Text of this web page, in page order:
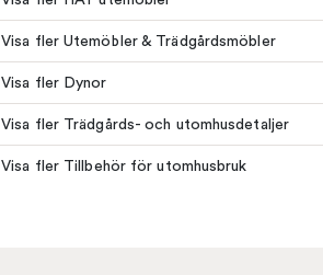
Visa fler Utemöbler & Trädgårdsmöbler
Visa fler Dynor
Visa fler Trädgårds- och utomhusdetaljer
Visa fler Tillbehör för utomhusbruk